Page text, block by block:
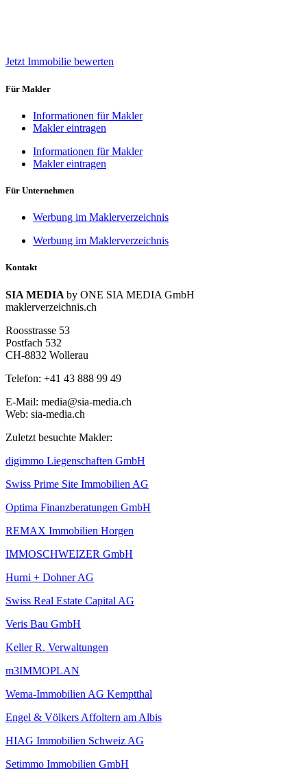
Jetzt Immobilie bewerten
Für Makler
Informationen für Makler
Makler eintragen
Informationen für Makler
Makler eintragen
Für Unternehmen
Werbung im Maklerverzeichnis
Werbung im Maklerverzeichnis
Kontakt
SIA MEDIA by ONE SIA MEDIA GmbH
maklerverzeichnis.ch
Roosstrasse 53
Postfach 532
CH-8832 Wollerau
Telefon: +41 43 888 99 49
E-Mail: media@sia-media.ch
Web: sia-media.ch
Zuletzt besuchte Makler:
digimmo Liegenschaften GmbH
Swiss Prime Site Immobilien AG
Optima Finanzberatungen GmbH
REMAX Immobilien Horgen
IMMOSCHWEIZER GmbH
Hurni + Dohner AG
Swiss Real Estate Capital AG
Veris Bau GmbH
Keller R. Verwaltungen
m3IMMOPLAN
Wema-Immobilien AG Kemptthal
Engel & Völkers Affoltern am Albis
HIAG Immobilien Schweiz AG
Setimmo Immobilien GmbH